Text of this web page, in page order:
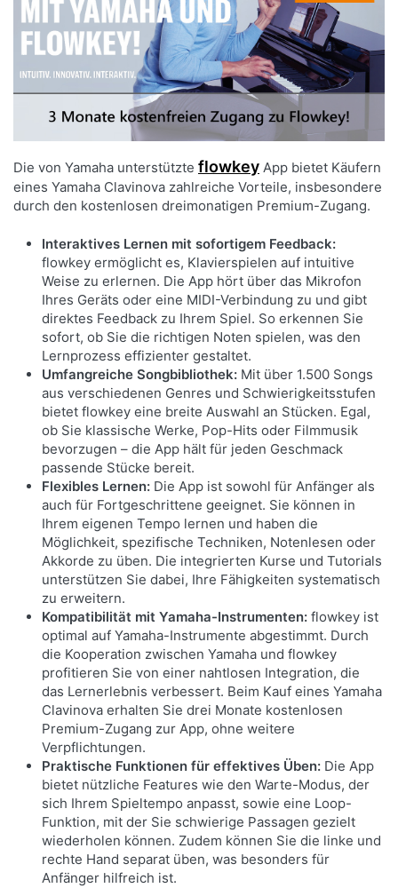
Die von Yamaha unterstützte flowkey App bietet Käufern
eines Yamaha Clavinova zahlreiche Vorteile, insbesondere
durch den kostenlosen dreimonatigen Premium-Zugang.
Interaktives Lernen mit sofortigem Feedback:
flowkey ermöglicht es, Klavierspielen auf intuitive
Weise zu erlernen. Die App hört über das Mikrofon
Ihres Geräts oder eine MIDI-Verbindung zu und gibt
direktes Feedback zu Ihrem Spiel. So erkennen Sie
sofort, ob Sie die richtigen Noten spielen, was den
Lernprozess effizienter gestaltet.
Umfangreiche Songbibliothek: Mit über 1.500 Songs
aus verschiedenen Genres und Schwierigkeitsstufen
bietet flowkey eine breite Auswahl an Stücken. Egal,
ob Sie klassische Werke, Pop-Hits oder Filmmusik
bevorzugen – die App hält für jeden Geschmack
passende Stücke bereit.
Flexibles Lernen: Die App ist sowohl für Anfänger als
auch für Fortgeschrittene geeignet. Sie können in
Ihrem eigenen Tempo lernen und haben die
Möglichkeit, spezifische Techniken, Notenlesen oder
Akkorde zu üben. Die integrierten Kurse und Tutorials
unterstützen Sie dabei, Ihre Fähigkeiten systematisch
zu erweitern.
Kompatibilität mit Yamaha-Instrumenten: flowkey ist
optimal auf Yamaha-Instrumente abgestimmt. Durch
die Kooperation zwischen Yamaha und flowkey
profitieren Sie von einer nahtlosen Integration, die
das Lernerlebnis verbessert. Beim Kauf eines Yamaha
Clavinova erhalten Sie drei Monate kostenlosen
Premium-Zugang zur App, ohne weitere
Verpflichtungen.
Praktische Funktionen für effektives Üben: Die App
bietet nützliche Features wie den Warte-Modus, der
sich Ihrem Spieltempo anpasst, sowie eine Loop-
Funktion, mit der Sie schwierige Passagen gezielt
wiederholen können. Zudem können Sie die linke und
rechte Hand separat üben, was besonders für
Anfänger hilfreich ist.